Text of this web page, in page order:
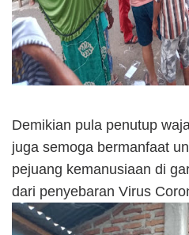
Demikian pula penutup
juga semoga bermanfaat
pejuang kemanusiaan di
dari penyebaran Virus